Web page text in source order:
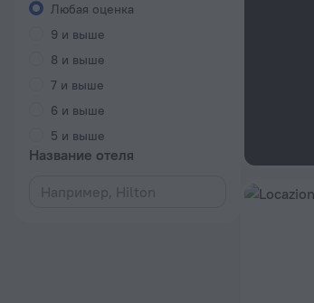
Любая оценка
9 и выше
8 и выше
7 и выше
6 и выше
5 и выше
Название отеля